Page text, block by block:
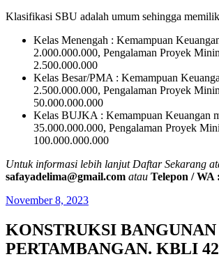
Klasifikasi SBU adalah umum sehingga
Kelas Menengah : Kemampuan
2.000.000.000, Pengalaman Proyek
2.500.000.000
Kelas Besar/PMA : Kemampuan
2.500.000.000, Pengalaman Proyek
50.000.000.000
Kelas BUJKA : Kemampuan Keuangan
35.000.000.000, Pengalaman Proyek
100.000.000.000
Untuk informasi lebih lanjut Daftar Sekarang
safayadelima@gmail.com atau Telepon / WA
November 8, 2023
KONSTRUKSI
PERTAMBANGAN. KBLI